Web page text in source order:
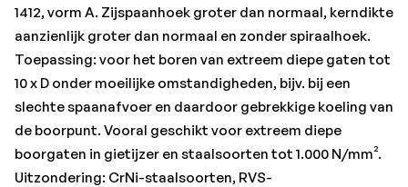
•Ø h8 x totale lengte: 4,5 x 235 mm
•RVS austenitisch: 8
•RVS ferritisch/martensitisch: 10
•Spiraallengte: 160 mm
•Staal < 1.000 N/mm²: 20
•Staal < 1.000 N/mm² f: 0,05 mm/omw.
•Staal < 1.400 N/mm²: 10
•Staal < 700 N/mm²: 25
1412, vorm A. Zijspaanhoek groter dan normaal, kerndikte
aanzienlijk groter dan normaal en zonder spiraalhoek.
Toepassing: voor het boren van extreem diepe gaten tot
10 x D onder moeilijke omstandigheden, bijv. bij een
slechte spaanafvoer en daardoor gebrekkige koeling van
de boorpunt. Vooral geschikt voor extreem diepe
boorgaten in gietijzer en staalsoorten tot 1.000 N/mm².
Uitzondering: CrNi-staalsoorten, RVS-